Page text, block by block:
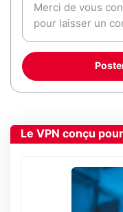
Le VPN conçu